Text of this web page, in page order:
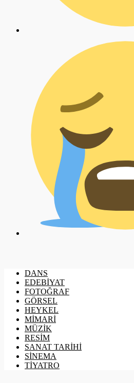
DANS
EDEBİYAT
FOTOĞRAF
GÖRSEL
HEYKEL
MİMARİ
MÜZİK
RESİM
SANAT TARİHİ
SİNEMA
TİYATRO